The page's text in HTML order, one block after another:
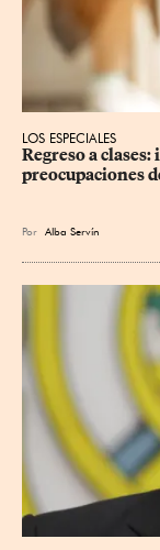
LOS ESPECIALES
Regreso a
preocupaciones
Por Alba Servín